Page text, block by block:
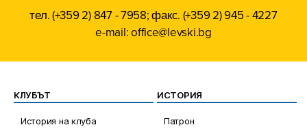
тел. (+359 2) 847 - 7958; факс. (+359 2) 945 - 4227
e-mail: office@levski.bg
КЛУБЪТ
История на клуба
ИСТОРИЯ
Патрон